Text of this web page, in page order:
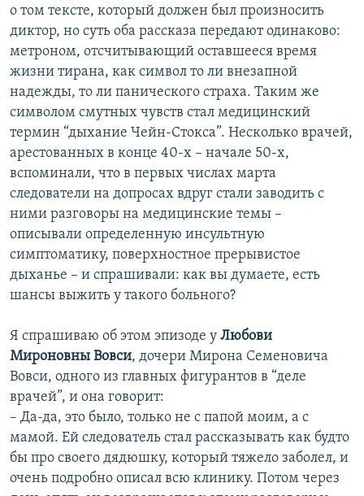
о том тексте, который должен был произносить
диктор, но суть оба рассказа передают одинаково:
метроном, отсчитывающий оставшееся время
жизни тирана, как символ то ли внезапной
надежды, то ли панического страха. Таким же
символом смутных чувств стал медицинский
термин “дыхание Чейн-Стокса”. Несколько врачей,
арестованных в конце 40-х – начале 50-х,
вспоминали, что в первых числах марта
следователи на допросах вдруг стали заводить с
ними разговоры на медицинские темы –
описывали определенную инсультную
симптоматику, поверхностное прерывистое
дыханье – и спрашивали: как вы думаете, есть
шансы выжить у такого больного?
Я спрашиваю об этом эпизоде у Любови
Мироновны Вовси, дочери Мирона Семеновича
Вовси, одного из главных фигурантов в “деле
врачей”, и она говорит:
– Да-да, это было, только не с папой моим, а с
мамой. Ей следователь стал рассказывать как будто
бы про своего дядюшку, который тяжело заболел, и
очень подробно описал всю клинику. Потом через